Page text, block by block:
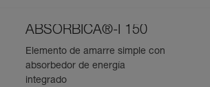
ABSORBICA®-I 150
Elemento de amarre simple con
absorbedor de energía
integrado